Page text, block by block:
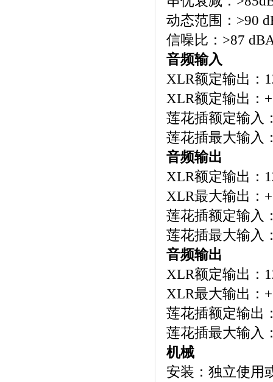
动态范围： >90
信噪比： >87
音频输入
XLR额定输出：
XLR额定输出：
莲花插额定输入
莲花插最大输入
音频输出
XLR额定输出：
XLR最大输出：
莲花插额定输入
莲花插最大输入
音频输出
XLR额定输出：
XLR最大输出：
莲花插额定输出
莲花插最大输入
机械
安装：独立使用